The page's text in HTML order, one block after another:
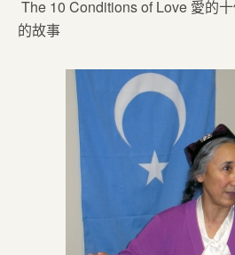
The 10 Conditions of Love 愛的
的故事